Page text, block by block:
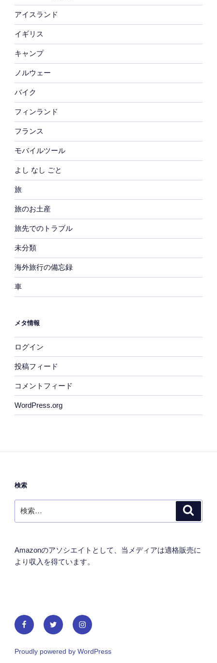
アイスランド
イギリス
キャンプ
ノルウェー
バイク
フィンランド
フランス
モバイルツール
よし なし ごと
旅
旅のお土産
旅先でのトラブル
未分類
海外旅行の備忘録
車
メタ情報
ログイン
投稿フィード
コメントフィード
WordPress.org
検索
索:
Amazonのアソシエイトとして、当メディアは適格販売に
より収入を得ています。
FacebookTwitter Instagram
Proudly powered by WordPress